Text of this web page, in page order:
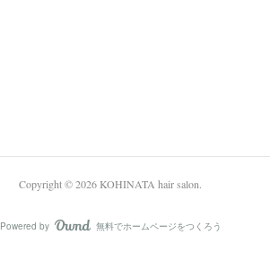
Copyright ©2026 KOHINATA hair salon.
Powered by AmebaOwnd
無料でホームページをつくろう